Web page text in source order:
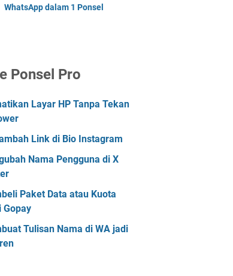
WhatsApp dalam 1 Ponsel
Ponsel Pro
Layar HP Tanpa Tekan
Link di Bio Instagram
Nama Pengguna di X
Paket Data atau Kuota
Gopay
Tulisan Nama di WA jadi